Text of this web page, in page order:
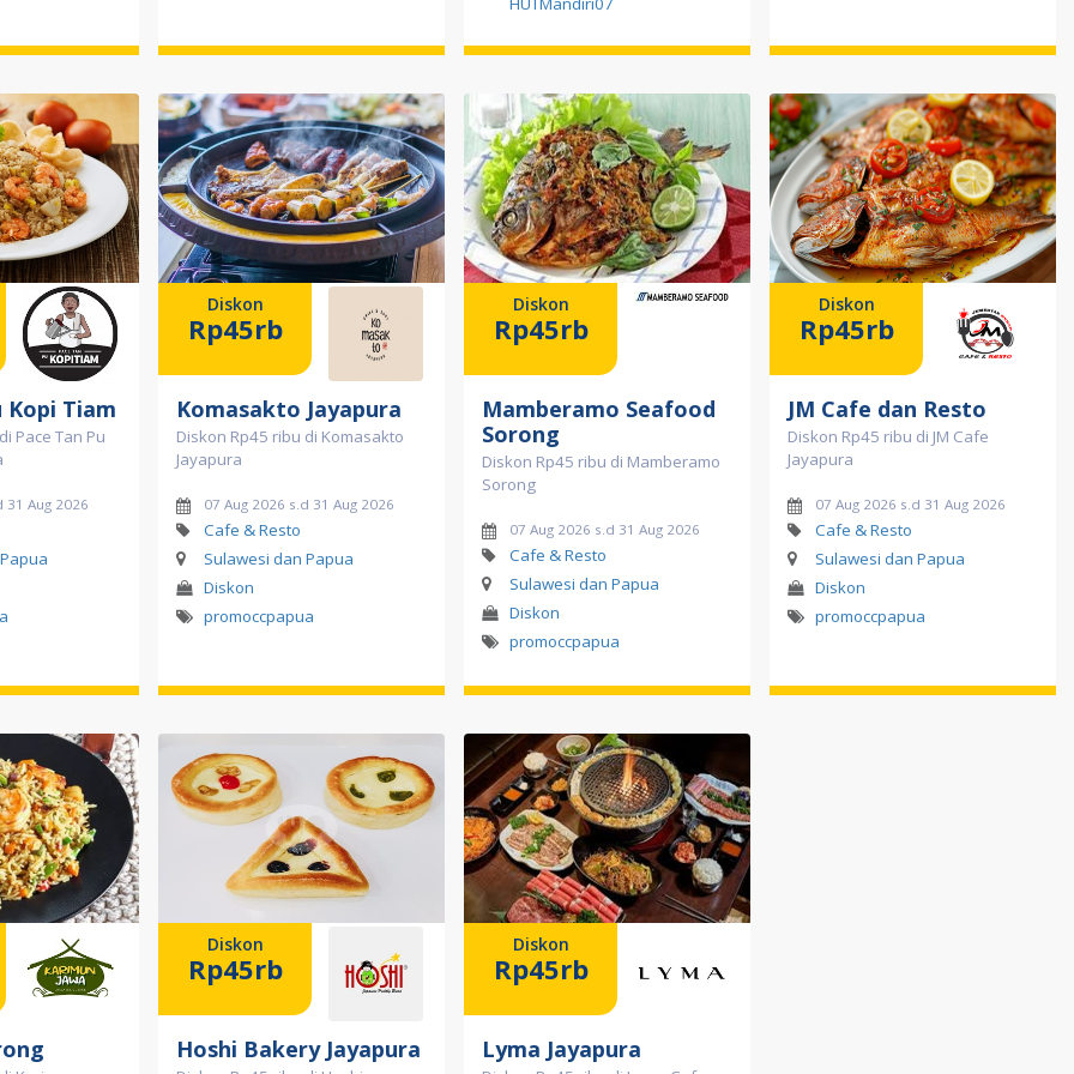
Kopi Tiam
Pace Tan Pu
31 Aug 2026
Diskon
Rp45rb
Komasakto Jayapura
Diskon Rp45 ribu di Komasakto
Jayapura
07 Aug 2026 s.d 31 Aug 2026
Cafe & Resto
Sulawesi dan Papua
Diskon
promoccpapua
Diskon
Rp45rb
Mamberamo Seafood
Sorong
Diskon Rp45 ribu di Mamberamo
Sorong
07 Aug 2026 s.d 31 Aug 2026
Cafe & Resto
Sulawesi dan Papua
Diskon
promoccpapua
Diskon
Rp45rb
JM Cafe dan Resto
Diskon Rp45 ribu di JM Cafe
Jayapura
07 Aug 2026 s.d 31 Aug 2026
Cafe & Resto
Sulawesi dan Papua
Diskon
promoccpapua
Diskon
Rp45rb
Hoshi Bakery Jayapura
Diskon
Rp45rb
Lyma Jayapura